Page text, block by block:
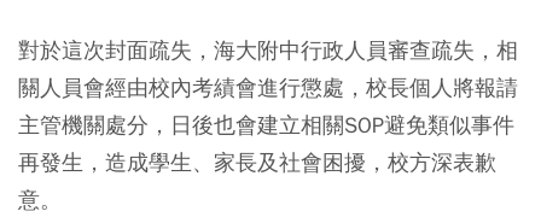
對於這次封面疏失，海大附中行政人員審查疏失，相
關人員會經由校內考績會進行懲處，校長個人將報請
主管機關處分，日後也會建立相關SOP避免類似事件
再發生，造成學生、家長及社會困擾，校方深表歉
意。